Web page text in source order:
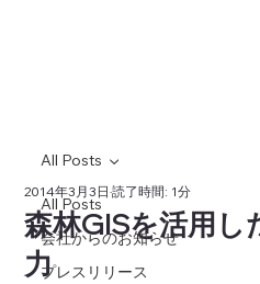
All Posts
会社からのお知らせ
プレスリリース
All Posts
森林GISを活用し
力
2014年3月3日読了時間: 1分